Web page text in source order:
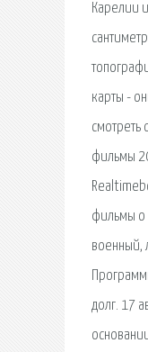
Карелии
карты -
смотреть
фильмы
фильмы о
военный,
долг. 17